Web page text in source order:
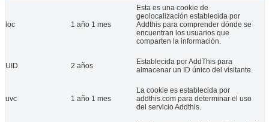
loc 1 año 1 mes
Esta es una cookie de
geolocalización establecida por
Addthis para comprender dónde se
encuentran los usuarios que
comparten la información.
UID 2 años
Establecida por AddThis para
almacenar un ID único del visitante.
uvc 1 año 1 mes
La cookie es establecida por
addthis.com para determinar el uso
del servicio Addthis.